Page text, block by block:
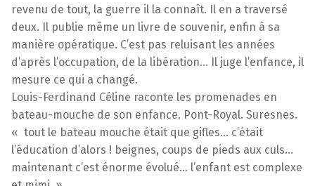
revenu de tout, la guerre il la connaît. Il en a traversé
deux. Il publie même un livre de souvenir, enfin à sa
manière opératique. C’est pas reluisant les années
d’après l’occupation, de la libération… Il juge l’enfance, il
mesure ce qui a changé.
Louis-Ferdinand Céline raconte les promenades en
bateau-mouche de son enfance. Pont-Royal. Suresnes.
« tout le bateau mouche était que gifles… c’était
l’éducation d’alors ! beignes, coups de pieds aux culs…
maintenant c’est énorme évolué… l’enfant est complexe